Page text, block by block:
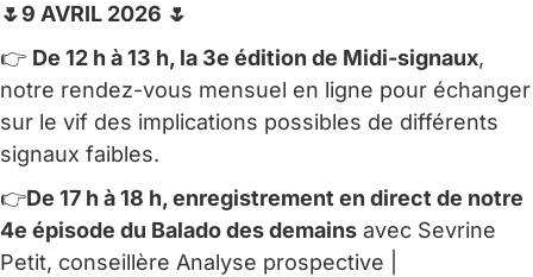
🌷9 AVRIL 2026 🌷
👉 De 12 h à 13 h, la 3e édition de Midi-signaux,
notre rendez-vous mensuel en ligne pour échanger
sur le vif des implications possibles de différents
signaux faibles.
👉De 17 h à 18 h, enregistrement en direct de notre
4e épisode du Balado des demains avec Sevrine
Petit, conseillère Analyse prospective |